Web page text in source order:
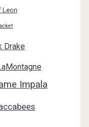
Leon
Drake
Impala